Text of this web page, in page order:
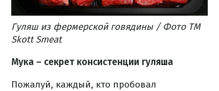
Гуляш из фермерской говядины / Фото ТМ
Skott Smeat
Мука – секрет консистенции гуляша
Пожалуй, каждый, кто пробовал